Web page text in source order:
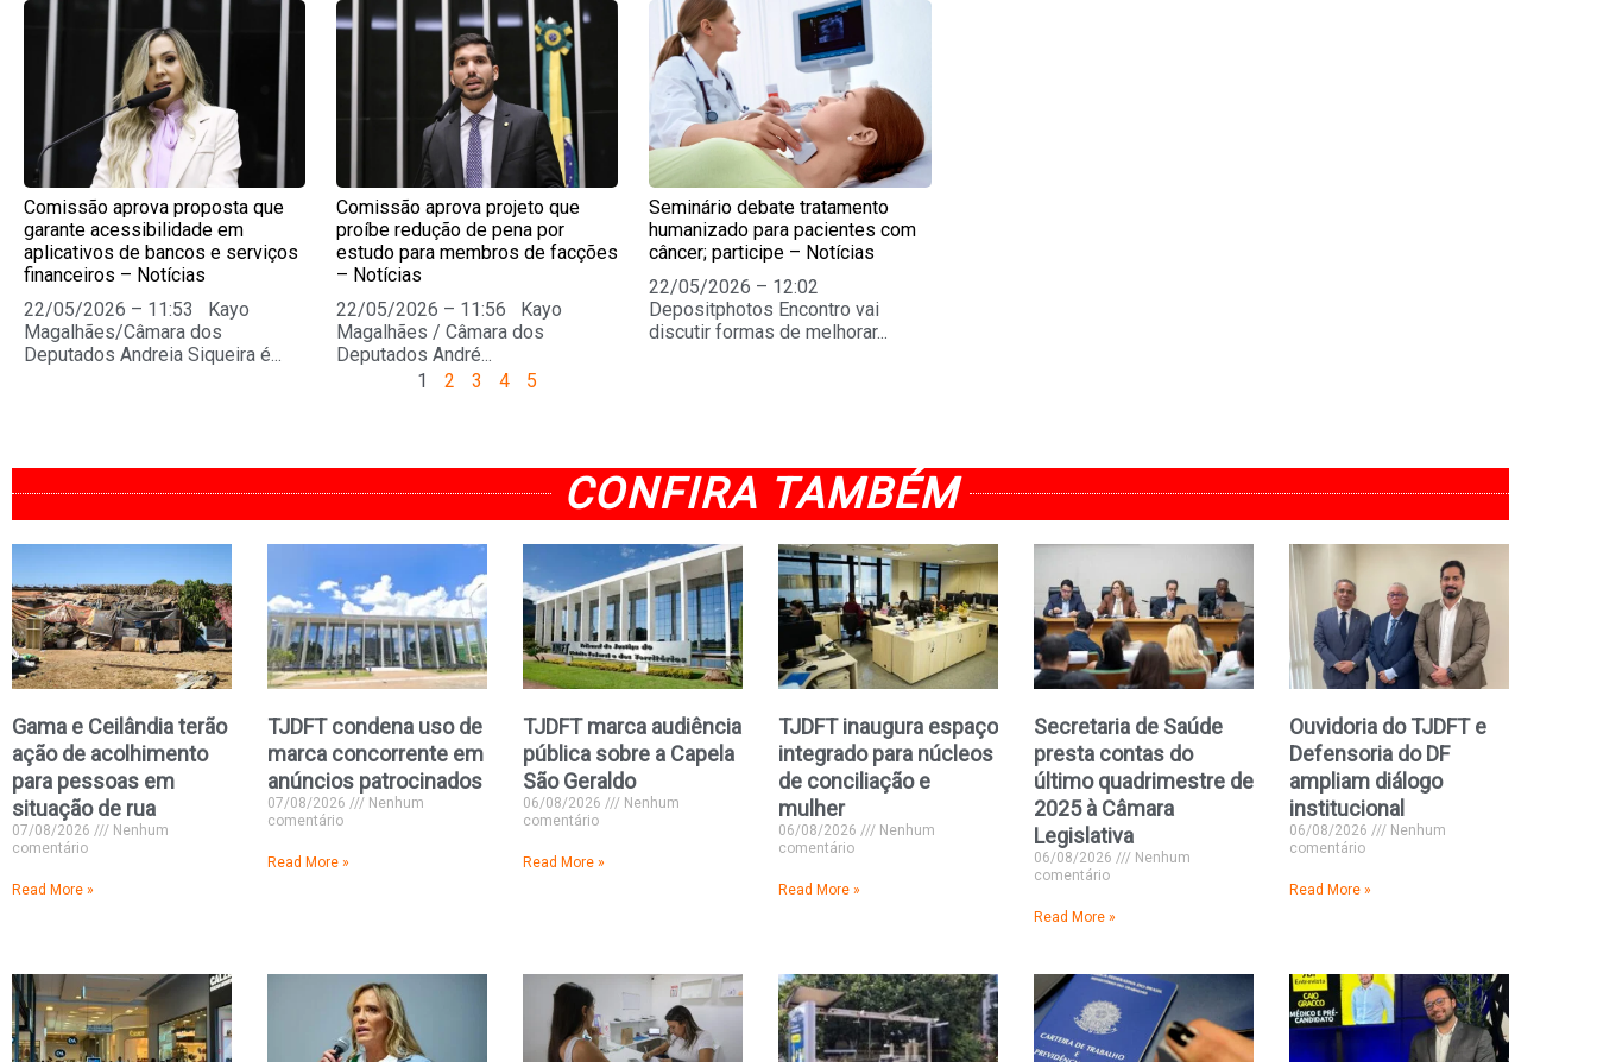
Comissão aprova proposta que
garante acessibilidade em
aplicativos de bancos e serviços
financeiros – Notícias
22/05/2026 – 11:53 Kayo
Magalhães/Câmara dos
Deputados Andreia Siqueira é...
Comissão aprova projeto que
proíbe redução de pena por
estudo para membros de facções
– Notícias
22/05/2026 – 11:56 Kayo
Magalhães / Câmara dos
Deputados André...
Seminário debate tratamento
humanizado para pacientes com
câncer; participe – Notícias
22/05/2026 – 12:02
Depositphotos Encontro vai
discutir formas de melhorar...
Page
1
Page
2
Page
3
Page
4
Page
5
CONFIRA TAMBÉM
Gama e Ceilândia terão
ação de acolhimento
para pessoas em
situação de rua
07/08/2026
Nenhum
comentário
Read More »
TJDFT condena uso de
marca concorrente em
anúncios patrocinados
07/08/2026
Nenhum
comentário
Read More »
TJDFT marca audiência
pública sobre a Capela
São Geraldo
06/08/2026
Nenhum
comentário
Read More »
TJDFT inaugura espaço
integrado para núcleos
de conciliação e
mulher
06/08/2026
Nenhum
comentário
Read More »
Secretaria de Saúde
presta contas do
último quadrimestre de
2025 à Câmara
Legislativa
06/08/2026
Nenhum
comentário
Read More »
Ouvidoria do TJDFT e
Defensoria do DF
ampliam diálogo
institucional
06/08/2026
Nenhum
comentário
Read More »